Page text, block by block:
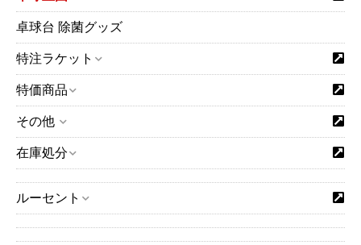
卓球台 除菌グッズ
特注ラケット
特価商品
その他
在庫処分
ルーセント